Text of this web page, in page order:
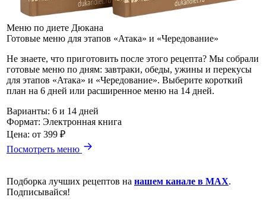
Меню по диете Дюкана
Готовые меню для этапов «Атака» и «Чередование»
Не знаете, что приготовить после этого рецепта? Мы собрали
готовые меню по дням: завтраки, обеды, ужины и перекусы
для этапов «Атака» и «Чередование». Выберите короткий
план на 6 дней или расширенное меню на 14 дней.
Варианты: 6 и 14 дней
Формат: Электронная книга
Цена: от 399 ₽
Посмотреть меню
Подборка лучших рецептов на нашем канале в MAX.
Подписывайся!